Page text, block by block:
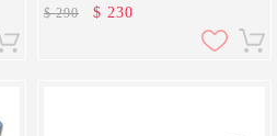
$290 $ 230